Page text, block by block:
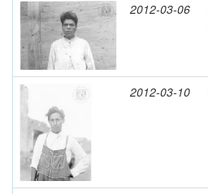
2012-03-06
2012-03-10